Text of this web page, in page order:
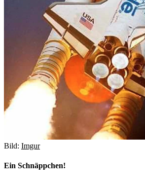
Bild: Imgur
Ein Schnäppchen!